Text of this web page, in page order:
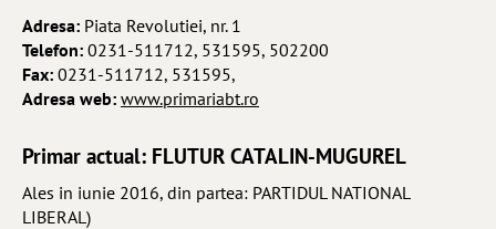
Adresa: Piata Revolutiei, nr. 1
Telefon: 0231-511712, 531595, 502200
Fax: 0231-511712, 531595,
Adresa web: www.primariabt.ro
Primar actual: FLUTUR CATALIN-MUGUREL
Ales in iunie 2016, din partea: PARTIDUL NATIONAL
LIBERAL)